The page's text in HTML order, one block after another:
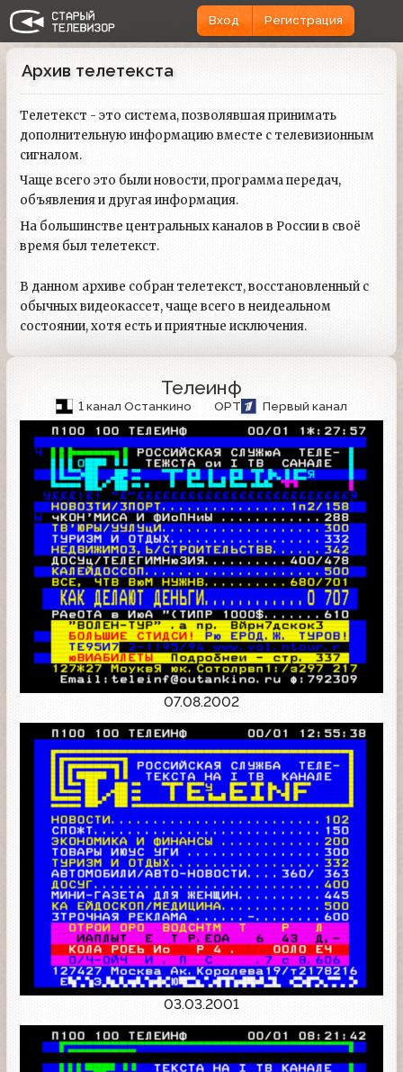
Вход Регистрация
Архив телетекста
Телетекст - это система, позволявшая принимать
дополнительную информацию вместе с телевизионным
сигналом.
Чаще всего это были новости, программа передач,
объявления и другая информация.
На большинстве центральных каналов в России в своё
время был телетекст.
В данном архиве собран телетекст, восстановленный с
обычных видеокассет, чаще всего в неидеальном
состоянии, хотя есть и приятные исключения.
Телеинф
1 канал Останкино ОРТ Первый канал
07.08.2002
03.03.2001